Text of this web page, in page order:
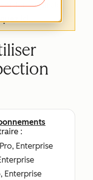
originale
ici.
:
Enterprise
Enterprise